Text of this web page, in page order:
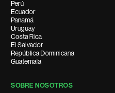
Perú
Ecuador
Panamá
Uruguay
Costa Rica
El Salvador
República Dominicana
Guatemala
SOBRE NOSOTROS